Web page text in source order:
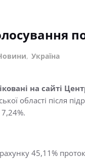
, Україна
на сайті
області після
45,11%